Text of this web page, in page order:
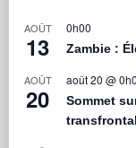
AOÛT
13
0h00
Zambie :
AOÛT
20
août 20 @
Sommet